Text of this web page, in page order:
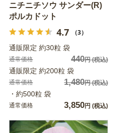
ニチニチソウ サンダー(R)
ポルカドット
4.7 （3）
通販限定 約30粒 袋
通常価格 440円(税込)
通販限定 約200粒 袋
通常価格 1,480円(税込)
・約500粒 袋
通常価格 3,850円 (税込)